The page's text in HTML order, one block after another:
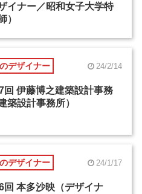
イナー／昭和女子大学特
）
デザイナー 24/2/14
回 伊藤博之建築設計事務
築設計事務所）
デザイナー 24/1/17
回 本多沙映（デザイナ